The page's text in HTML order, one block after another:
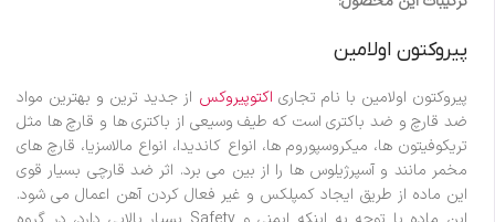
پیروکتون اولامین
پیروکتون اولامین با نام تجاری اکتوپیروکس از جدید ترین و بهترین مواد
ضد قارچ و ضد باکتری است که طیف وسیعی از باکتری ها و قارچ ها مثل
تریکوفیتون ها، میکروسپوروم ها، انواع کاندیدا، انواع مالاسزیا، قارچ های
مخمر مانند و آسپرژیلوس ها را از بین می برد. اثر ضد قارچی بسیار قوی
این ماده از طریق ایجاد کمپلکس و غیر فعال کردن آهن اعمال می شود.